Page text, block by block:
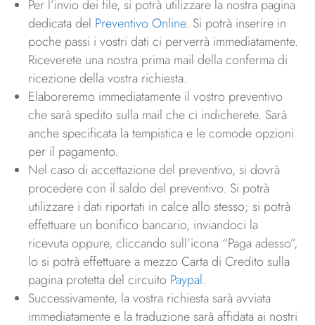
Per l’invio dei file, si potrà utilizzare la nostra pagina
dedicata del Preventivo Online. Si potrà inserire in
poche passi i vostri dati ci perverrà immediatamente.
Riceverete una nostra prima mail della conferma di
ricezione della vostra richiesta.
Elaboreremo immediatamente il vostro preventivo
che sarà spedito sulla mail che ci indicherete. Sarà
anche specificata la tempistica e le comode opzioni
per il pagamento.
Nel caso di accettazione del preventivo, si dovrà
procedere con il saldo del preventivo. Si potrà
utilizzare i dati riportati in calce allo stesso; si potrà
effettuare un bonifico bancario, inviandoci la
ricevuta oppure, cliccando sull’icona “Paga adesso”,
lo si potrà effettuare a mezzo Carta di Credito sulla
pagina protetta del circuito Paypal.
Successivamente, la vostra richiesta sarà avviata
immediatamente e la traduzione sarà affidata ai nostri